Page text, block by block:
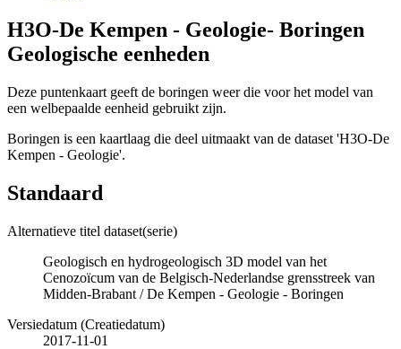
H3O-De Kempen - Geologie- Boringen
Geologische eenheden
Deze puntenkaart geeft de boringen weer die voor het model van
een welbepaalde eenheid gebruikt zijn.
Boringen is een kaartlaag die deel uitmaakt van de dataset 'H3O-De
Kempen - Geologie'.
Standaard
Alternatieve titel dataset(serie)
Geologisch en hydrogeologisch 3D model van het
Cenozoïcum van de Belgisch-Nederlandse grensstreek van
Midden-Brabant / De Kempen - Geologie - Boringen
Versiedatum (Creatiedatum)
2017-11-01